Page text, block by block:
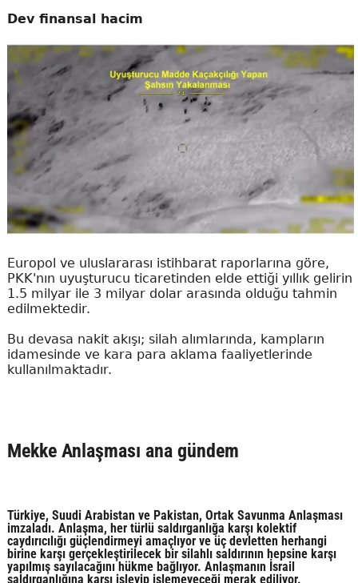
Dev finansal hacim
Europol ve uluslararası istihbarat raporlarına göre,
PKK'nın uyuşturucu ticaretinden elde ettiği yıllık gelirin
1.5 milyar ile 3 milyar dolar arasında olduğu tahmin
edilmektedir.
Bu devasa nakit akışı; silah alımlarında, kampların
idamesinde ve kara para aklama faaliyetlerinde
kullanılmaktadır.
Mekke Anlaşması ana gündem
Türkiye, Suudi Arabistan ve Pakistan, Ortak Savunma Anlaşması
imzaladı. Anlaşma, her türlü saldırganlığa karşı kolektif
caydırıcılığı güçlendirmeyi amaçlıyor ve üç devletten herhangi
birine karşı gerçekleştirilecek bir silahlı saldırının hepsine karşı
yapılmış sayılacağını hükme bağlıyor. Anlaşmanın İsrail
saldırganlığına karşı işleyip işlemeyeceği merak ediliyor.